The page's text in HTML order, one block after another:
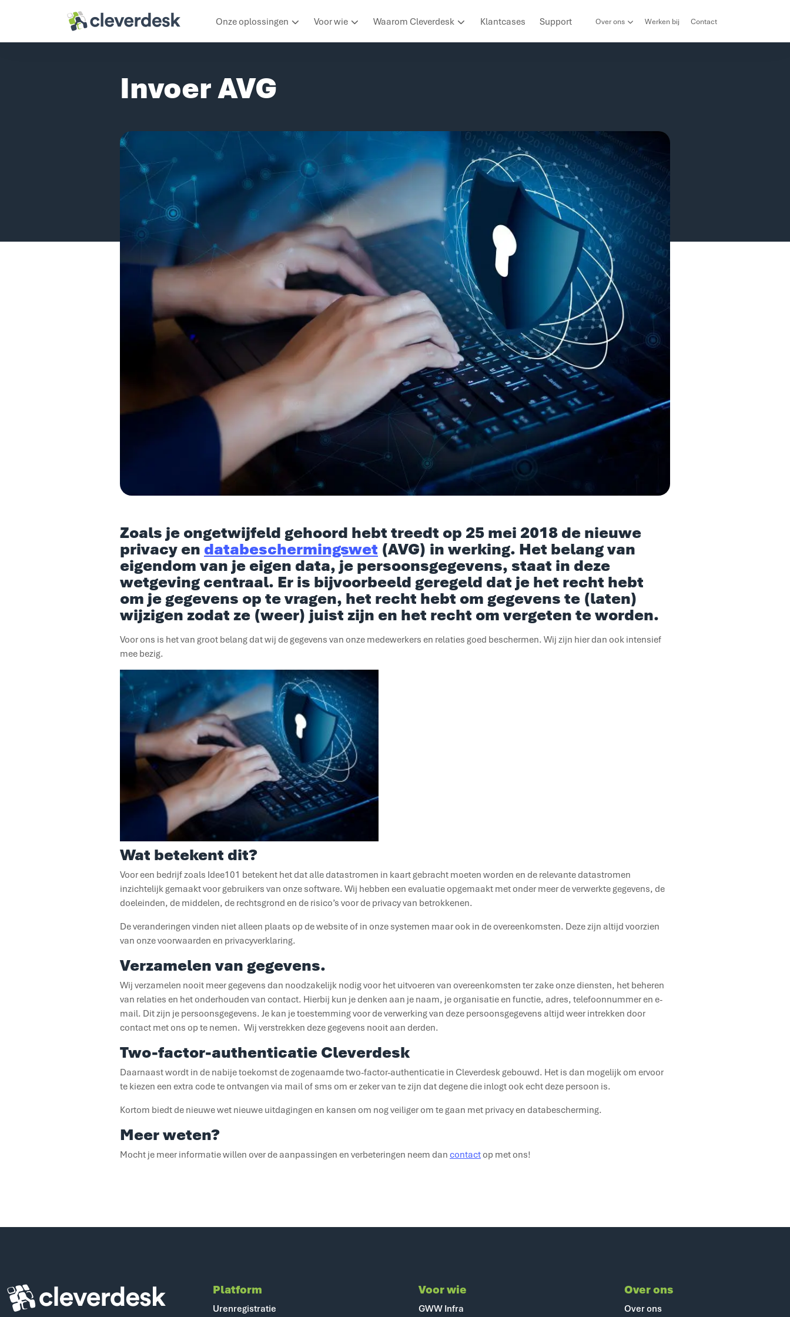
Cleverdesk ERP Software voor mens en materieel
Onze oplossingen Voor wie Waarom Cleverdesk Klantcases Support Over ons Werken bij Contact
Invoer AVG
Zoals je ongetwijfeld gehoord hebt treedt op 25 mei 2018 de nieuwe
privacy en databeschermingswet (AVG) in werking. Het belang van
eigendom van je eigen data, je persoonsgegevens, staat in deze
wetgeving centraal. Er is bijvoorbeeld geregeld dat je het recht hebt
om je gegevens op te vragen, het recht hebt om gegevens te (laten)
wijzigen zodat ze (weer) juist zijn en het recht om vergeten te worden.
Voor ons is het van groot belang dat wij de gegevens van onze medewerkers en relaties goed beschermen. Wij zijn hier dan ook intensief
mee bezig.
Wat betekent dit?
Voor een bedrijf zoals Idee101 betekent het dat alle datastromen in kaart gebracht moeten worden en de relevante datastromen
inzichtelijk gemaakt voor gebruikers van onze software. Wij hebben een evaluatie opgemaakt met onder meer de verwerkte gegevens, de
doeleinden, de middelen, de rechtsgrond en de risico’s voor de privacy van betrokkenen.
De veranderingen vinden niet alleen plaats op de website of in onze systemen maar ook in de overeenkomsten. Deze zijn altijd voorzien
van onze voorwaarden en privacyverklaring.
Verzamelen van gegevens.
Wij verzamelen nooit meer gegevens dan noodzakelijk nodig voor het uitvoeren van overeenkomsten ter zake onze diensten, het beheren
van relaties en het onderhouden van contact. Hierbij kun je denken aan je naam, je organisatie en functie, adres, telefoonnummer en e-
mail. Dit zijn je persoonsgegevens. Je kan je toestemming voor de verwerking van deze persoonsgegevens altijd weer intrekken door
contact met ons op te nemen. Wij verstrekken deze gegevens nooit aan derden.
Two-factor-authenticatie Cleverdesk
Daarnaast wordt in de nabije toekomst de zogenaamde two-factor-authenticatie in Cleverdesk gebouwd. Het is dan mogelijk om ervoor
te kiezen een extra code te ontvangen via mail of sms om er zeker van te zijn dat degene die inlogt ook echt deze persoon is.
Kortom biedt de nieuwe wet nieuwe uitdagingen en kansen om nog veiliger om te gaan met privacy en databescherming.
Meer weten?
Mocht je meer informatie willen over de aanpassingen en verbeteringen neem dan contact op met ons!
Cleverdesk ERP Software voor mens en materieel Platform
Urenregistratie
Voor wie
GWW Infra
Over ons
Over ons